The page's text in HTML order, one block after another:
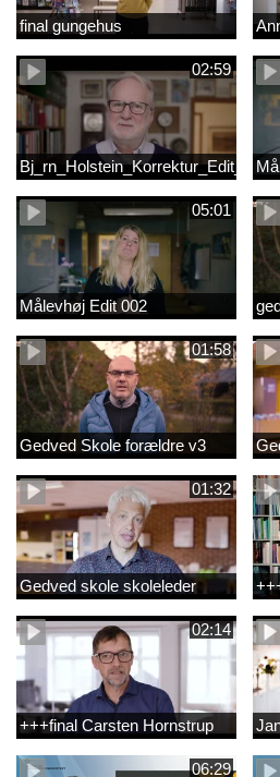
final gungehus
02:59
05:01
Målevhøj Edit 002
01:58
Gedved Skole forældre v3
01:32
Gedved skole skoleleder
02:14
+++final Carsten Hornstrup
06:29